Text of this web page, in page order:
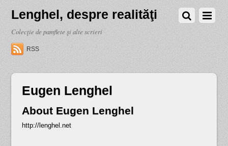
Lenghel, despre realităţi
Colecţie de pamflete şi alte scrieri
RSS
Eugen Lenghel
About Eugen Lenghel
http://lenghel.net